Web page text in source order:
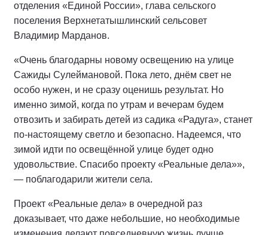
отделения «Единой России», глава сельского
поселения Верхнетатышлинский сельсовет
Владимир Марданов.
«Очень благодарны новому освещению на улице
Сажиды Сулеймановой. Пока лето, днём свет не
особо нужен, и не сразу оценишь результат. Но
именно зимой, когда по утрам и вечерам будем
отвозить и забирать детей из садика «Радуга», станет
по-настоящему светло и безопасно. Надеемся, что
зимой идти по освещённой улице будет одно
удовольствие. Спасибо проекту «Реальные дела»»,
— поблагодарили жители села.
Проект «Реальные дела» в очередной раз
доказывает, что даже небольшие, но необходимые